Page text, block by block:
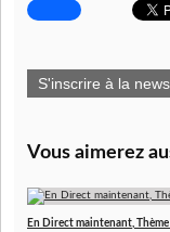
S'inscrire à la
Vous aimerez
En Direct maintenant,